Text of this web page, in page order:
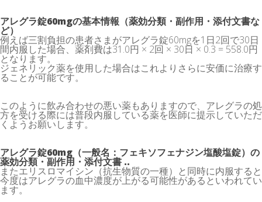
アレグラ錠60mgの基本情報（薬効分類・副作用・添付文書な
ど）
例えば三割負担の患者さまがアレグラ錠60mgを1日2回で30日
間内服した場合、薬剤費は31.0円 × 2回 × 30日 × 0.3 = 558.0円
となります。
ジェネリック薬を使用した場合はこれよりさらに安価に治療す
ることが可能です。
このように飲み合わせの悪い薬もありますので、アレグラの処
方を受ける際には普段内服している薬を医師に提示していただ
くようお願いします。
アレグラ錠60mg（一般名：フェキソフェナジン塩酸塩錠）の
薬効分類・副作用・添付文書 ..
またエリスロマイシン（抗生物質の一種）と同時に内服すると
今度はアレグラの血中濃度が上がる可能性があるといわれてい
ます。